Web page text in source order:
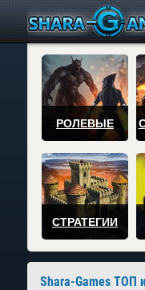
РОЛЕВЫЕ
СТРАТЕГИИ
Shara-Games ТОП